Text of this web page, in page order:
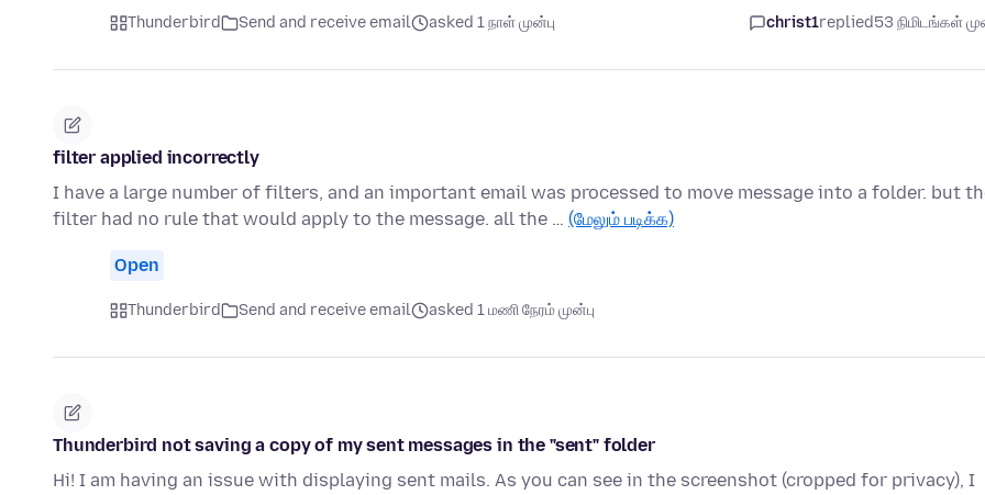
Thunderbird Send and receive email asked 1 நாள் முன்பு christ1replied53 நிமிடங்கள்
filter applied incorrectly
I have a large number of filters, and an important email was processed to move message into a folder. but
filter had no rule that would apply to the message. all the … (மேலும் படிக்க)
Open
Thunderbird Send and receive email asked 1 மணி நேரம் முன்பு
Thunderbird not saving a copy of my sent messages in the "sent" folder
Hi! I am having an issue with displaying sent mails. As you can see in the screenshot (cropped for privacy), I